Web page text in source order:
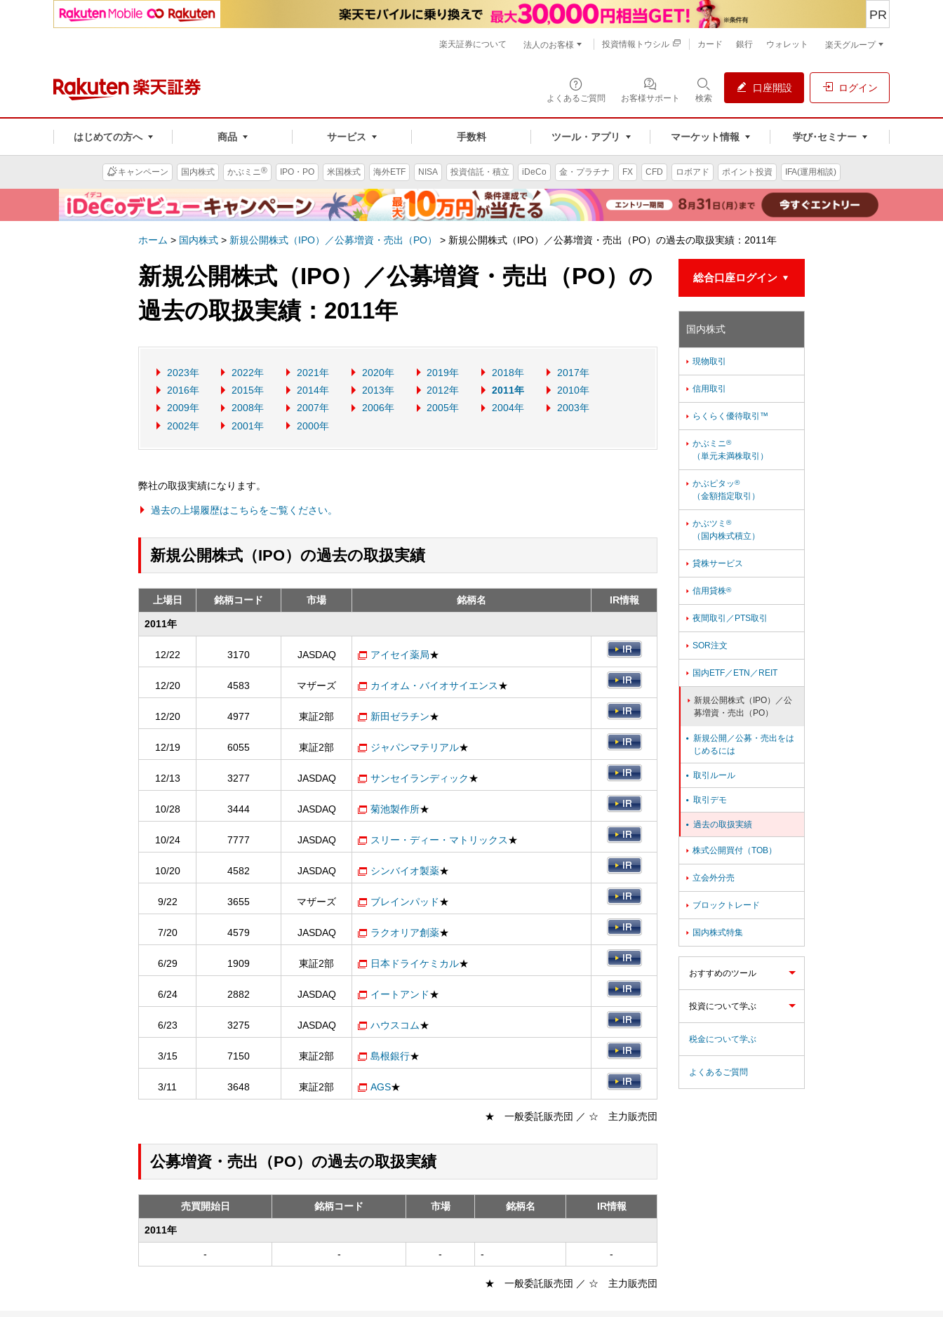
よくあるご質問 お客様サポート 検索
口座開設 ログイン
はじめての方へ 商品 サービス 手数料 ツール・アプリ マーケット情報 学び･セミナー
PR
楽天証券について 法人のお客様 投資情報トウシル カード 銀行 ウォレット 楽天グループ
キャンペーン 国内株式 かぶミニ® IPO・PO 米国株式 海外ETF NISA 投資信託・積立 iDeCo 金・プラチナ FX CFD ロボアド ポイント投資 IFA(運用相談)
ホーム > 国内株式 > 新規公開株式（IPO）／公募増資・売出（PO） > 新規公開株式（IPO）／公募増資・売出（PO）の過去の取扱実績：2011年
新規公開株式（IPO）／公募増資・売出（PO）の
過去の取扱実績：2011年
2023年 2022年 2021年 2020年 2019年 2018年
2017年
2016年
2015年 2014年 2013年 2012年 2011年
2010年
2009年
2008年 2007年 2006年 2005年 2004年
2003年
2002年
2001年 2000年
弊社の取扱実績になります。
過去の上場履歴はこちらをご覧ください。
新規公開株式（IPO）の過去の取扱実績
上場日 銘柄コード 市場 銘柄名 IR情報
2011年
12/22 3170 JASDAQ アイセイ薬局★
12/20 4583 マザーズ カイオム・バイオサイエンス★
12/20 4977 東証2部 新田ゼラチン★
12/19 6055 東証2部 ジャパンマテリアル★
12/13 3277 JASDAQ サンセイランディック★
10/28 3444 JASDAQ 菊池製作所★
10/24 7777 JASDAQ スリー・ディー・マトリックス★
10/20 4582 JASDAQ シンバイオ製薬★
9/22 3655 マザーズ ブレインパッド★
7/20 4579 JASDAQ ラクオリア創薬★
6/29 1909 東証2部 日本ドライケミカル★
6/24 2882 JASDAQ イートアンド★
6/23 3275 JASDAQ ハウスコム★
3/15 7150 東証2部 島根銀行★
3/11 3648 東証2部 AGS★
★ 一般委託販売団 ／ ☆ 主力販売団
公募増資・売出（PO）の過去の取扱実績
売買開始日 銘柄コード 市場 銘柄名 IR情報
2011年
- - - - -
★ 一般委託販売団 ／ ☆ 主力販売団
総合口座ログイン
国内株式
 現物取引
 信用取引
 らくらく優待取引™
 かぶミニ®
（単元未満株取引）
 かぶピタッ®
（金額指定取引）
 かぶツミ®
（国内株式積立）
 貸株サービス
 信用貸株®
 夜間取引／PTS取引
 SOR注文
 国内ETF／ETN／REIT
 新規公開株式（IPO）／公
募増資・売出（PO）
 新規公開／公募・売出をは
じめるには
 取引ルール
 取引デモ
 過去の取扱実績
 株式公開買付（TOB）
 立会外分売
 ブロックトレード
 国内株式特集
おすすめのツール
投資について学ぶ
税金について学ぶ
よくあるご質問